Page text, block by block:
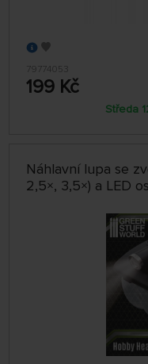
79774053
199 Kč
Středa
Náhlavní lupa se
2,5×, 3,5×) a LED